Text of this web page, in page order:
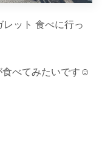
レット 食べに行っ
食べてみたいです☺︎